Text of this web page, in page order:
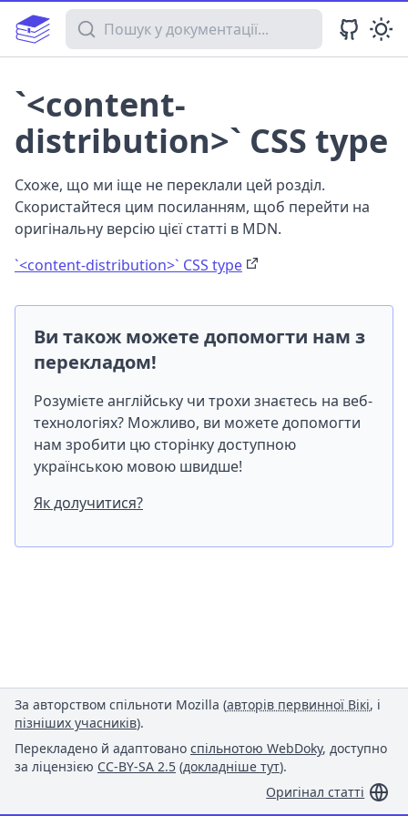
Пошук у документації
`<content-
distribution>` CSS type
Схоже, що ми іще не переклали цей розділ.
Скористайтеся цим посиланням, щоб перейти на
оригінальну версію цієї статті в MDN.
`<content-distribution>` CSS type
Ви також можете допомогти нам з
перекладом!
Розумієте англійську чи трохи знаєтесь на веб-
технологіях? Можливо, ви можете допомогти
нам зробити цю сторінку доступною
українською мовою швидше!
Як долучитися?
За авторством спільноти Mozilla (авторів первинної Вікі, і
пізніших учасників).
Перекладено й адаптовано спільнотою WebDoky, доступно
за ліцензією CC-BY-SA 2.5 (докладніше тут).
Оригінал статті